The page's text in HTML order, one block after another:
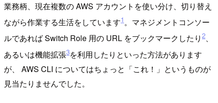
業務柄、現在複数の AWS アカウントを使い分け、切り替え
ながら作業する生活をしています1。マネジメントコンソー
ルであれば Switch Role 用の URL をブックマークしたり 2、
あるいは機能拡張3を利用したりといった方法があります
が、 AWS CLI についてはちょっと「これ！」というものが
見当たりませんでした。